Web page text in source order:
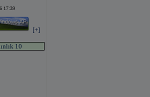
17:39
[+]
10